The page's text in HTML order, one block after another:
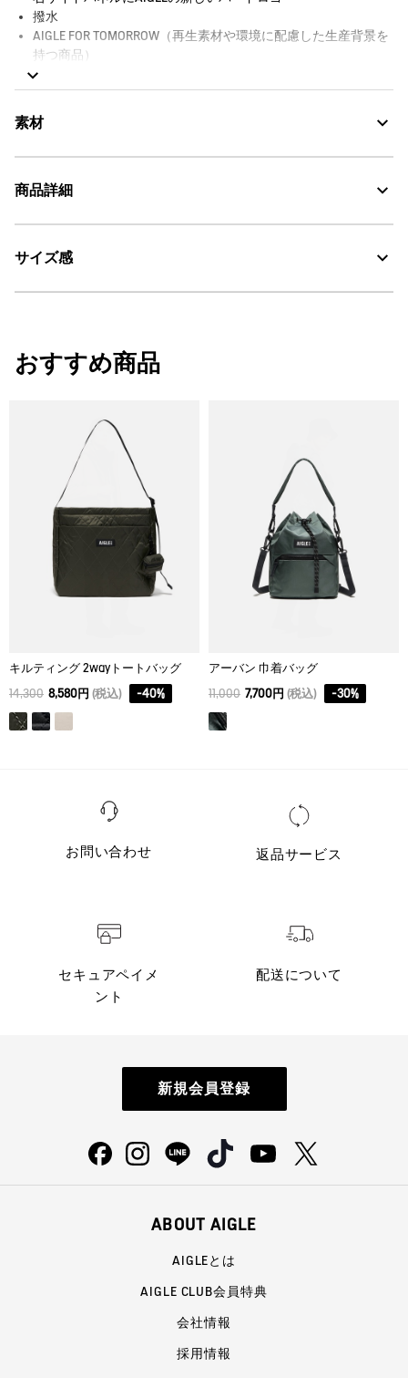
撥水
AIGLE FOR TOMORROW（再生素材や環境に配慮した生産背景を
持つ商品）
サイズ：W34cm x H26cm x D14cm / 容量：10L / 重量：200g
ショルダーの長さ：72cm-138cm
素材
Water Repellent：撥水
洗濯処理はできない。
タンブル乾燥禁止。
脱水後、つり干し乾燥がよい。
アイロン仕上げ処理はできない。
ドライクリーニング処理ができない。
ウェットクリーニング処理はできない。
商品詳細
・色：カシミア (001)
サイズ感
W34cm x H26cm x D14cm / 10L / 200g
FREE
おすすめ商品
キルティング 2wayトートバッグ
14,300 8,580円 (税込) -40%
アーバン 巾着バッグ
11,000 7,700円 (税込) -30%
お問い合わせ 返品サービス
セキュアペイメ
ント
配送について
新規会員登録
ABOUT AIGLE
AIGLEとは
AIGLE CLUB会員特典
会社情報
採用情報